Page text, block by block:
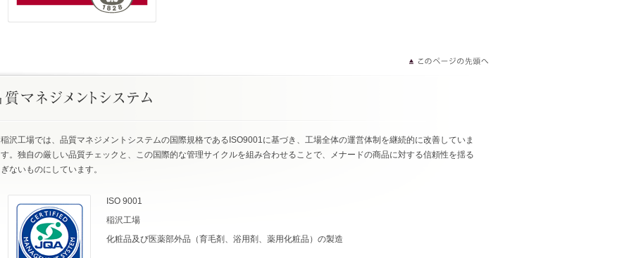
稲沢工場では、品質マネジメントシステムの国際規格であるISO9001に基づき、工場全体の運営体制を継続的に改善していま
す。独自の厳しい品質チェックと、この国際的な管理サイクルを組み合わせることで、メナードの商品に対する信頼性を揺る
ぎないものにしています。
ISO 9001
稲沢工場
化粧品及び医薬部外品（育毛剤、浴用剤、薬用化粧品）の製造